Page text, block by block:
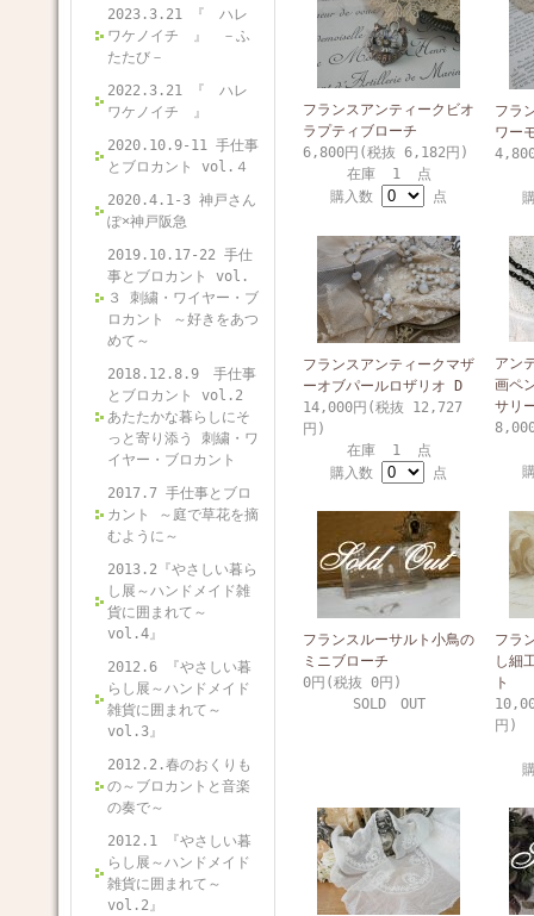
2023.3.21 『 ハレ
ワケノイチ 』 －ふ
たたび－
2022.3.21 『 ハレ
ワケノイチ 』
2020.10.9-11 手仕事
とブロカント vol.４
2020.4.1-3 神戸さん
ぽ×神戸阪急
2019.10.17-22 手仕
事とブロカント vol.
３ 刺繍・ワイヤー・ブ
ロカント ～好きをあつ
めて～
2018.12.8.9 手仕事
とブロカント vol.2
あたたかな暮らしにそ
っと寄り添う 刺繍・ワ
イヤー・ブロカント
2017.7 手仕事とブロ
カント ～庭で草花を摘
むように～
2013.2『やさしい暮ら
し展～ハンドメイド雑
貨に囲まれて～
vol.4』
2012.6 『やさしい暮
らし展～ハンドメイド
雑貨に囲まれて～
vol.3』
2012.2.春のおくりも
の～ブロカントと音楽
の奏で～
2012.1 『やさしい暮
らし展～ハンドメイド
雑貨に囲まれて～
vol.2』
フランスアンティークビオ
ラプティブローチ
6,800円(税抜 6,182円)
在庫 1 点
購入数
点
フラ
ワー
フランスアンティークマザ
ーオブパールロザリオ D
14,000円(税抜 12,727
円)
在庫 1 点
購入数
点
アン
画ペ
サリ
フランスルーサルト小鳥の
ミニブローチ
0円(税抜 0円)
SOLD OUT
フラ
し細
ト
円)